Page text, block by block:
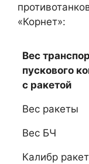
«Корнет»:
Вес
пускового
с ракетой
Вес ракеты
Вес БЧ
Калибр